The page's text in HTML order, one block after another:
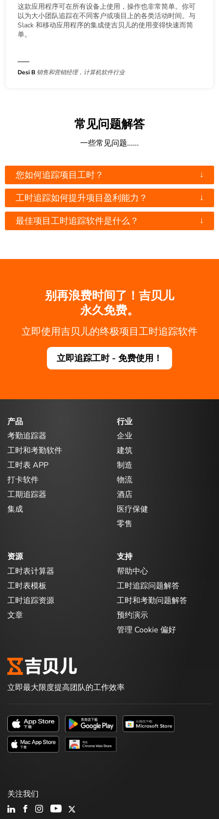
这款应用程序可在所有设备上使用，操作也非常简单。你可
以为大小团队追踪在不同客户或项目上的各类活动时间。与
Slack 和移动应用程序的集成使吉贝儿的使用变得快速而简
单。
Desi B 销售和营销经理，计算机软件行业
常见问题解答
一些常见问题......
您如何追踪项目工时？ ↓
工时追踪如何提升项目盈利能力？ ↓
最佳项目工时追踪软件是什么？ ↓
别再浪费时间了！吉贝儿
永久免费。
立即使用吉贝儿的终极项目工时追踪软件
立即追踪工时 - 免费使用！
产品
考勤追踪器
工时和考勤软件
工时表 APP
打卡软件
工期追踪器
集成
行业
企业
建筑
制造
物流
酒店
医疗保健
零售
资源
工时表计算器
工时表模板
工时追踪资源
文章
支持
帮助中心
工时追踪问题解答
工时和考勤问题解答
预约演示
管理 Cookie 偏好
立即最大限度提高团队的工作效率
关注我们